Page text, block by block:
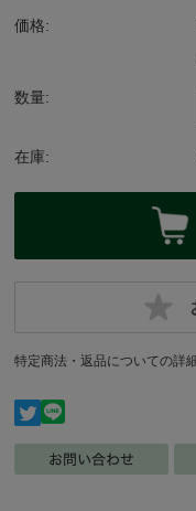
価格:
数量:
在庫:
特定商法・返品についての詳